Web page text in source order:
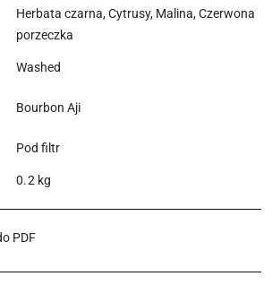
Herbata czarna, Cytrusy, Malina, Czerwona
porzeczka
Washed
Bourbon Aji
Pod filtr
0.2 kg
PDF